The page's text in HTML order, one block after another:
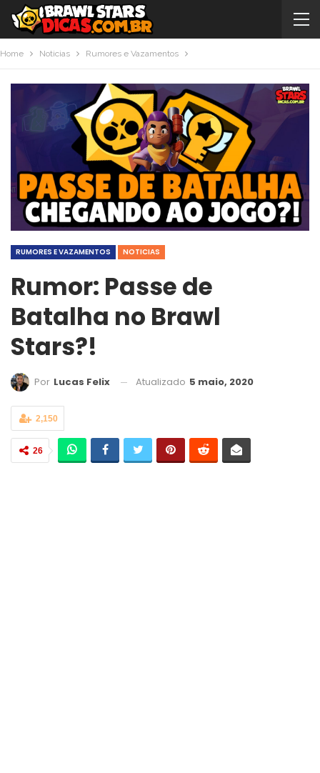
Home Noticias Rumores e Vazamentos
RUMORES E VAZAMENTOS NOTICIAS
Rumor: Passe de
Batalha no Brawl
Stars?!
Por Lucas Felix Atualizado 5 maio, 2020
2,150
26